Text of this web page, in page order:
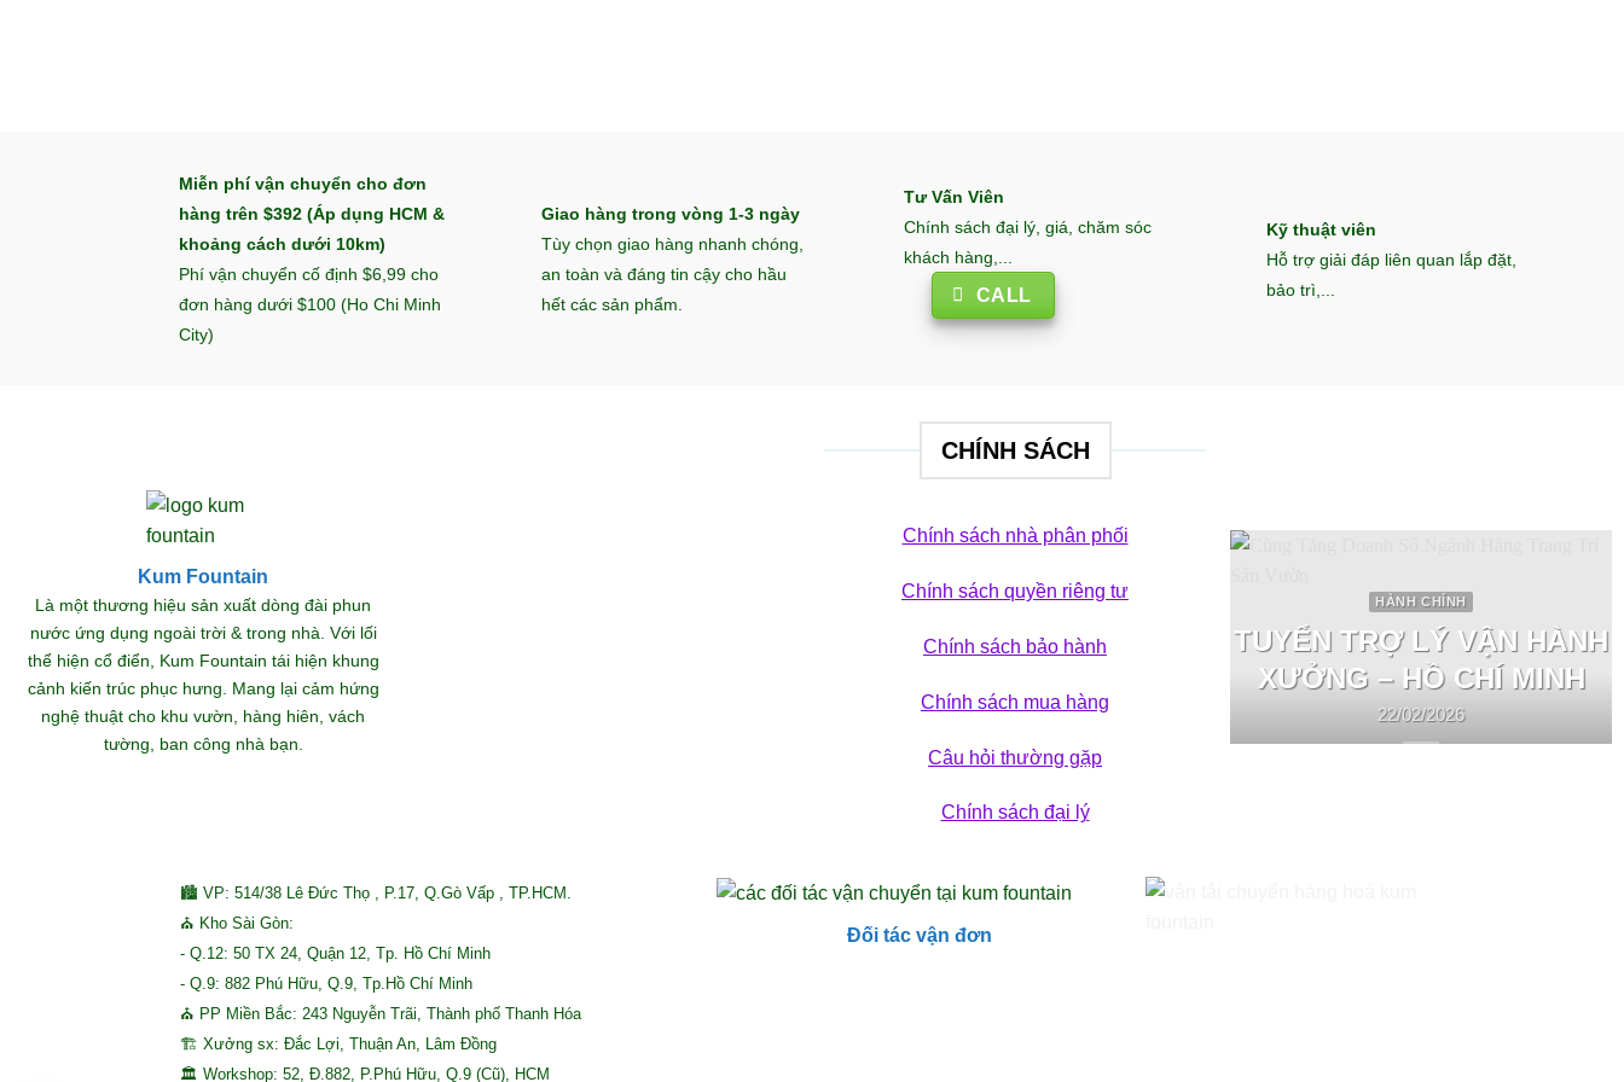
Miễn phí vận chuyển cho đơn
hàng trên $392 (Áp dụng HCM &
khoảng cách dưới 10km)
Phí vận chuyển cố định $6,99 cho
đơn hàng dưới $100 (Ho Chi Minh
City)
Giao hàng trong vòng 1-3 ngày
Tùy chọn giao hàng nhanh chóng,
an toàn và đáng tin cậy cho hầu
hết các sản phẩm.
Tư Vấn Viên
Chính sách đại lý, giá, chăm sóc
khách hàng,...
CALL
Kỹ thuật viên
Hỗ trợ giải đáp liên quan lắp đặt,
bảo trì,...
Kum Fountain
Là một thương hiệu sản xuất dòng đài phun
nước ứng dụng ngoài trời & trong nhà. Với lối
thể hiện cổ điển, Kum Fountain tái hiện khung
cảnh kiến trúc phục hưng. Mang lại cảm hứng
nghệ thuật cho khu vườn, hàng hiên, vách
tường, ban công nhà bạn.
CHÍNH SÁCH
Chính sách nhà phân phối
Chính sách quyền riêng tư
Chính sách bảo hành
Chính sách mua hàng
Câu hỏi thường gặp
Chính sách đại lý
HÀNH CHÍNH
TUYỂN TRỢ LÝ VẬN HÀNH
XƯỞNG – HỒ CHÍ MINH
22/02/2026
🏙 VP: 514/38 Lê Đức Thọ , P.17, Q.Gò Vấp , TP.HCM.
⛪ Kho Sài Gòn:
- Q.12: 50 TX 24, Quận 12, Tp. Hồ Chí Minh
- Q.9: 882 Phú Hữu, Q.9, Tp.Hồ Chí Minh
⛪ PP Miền Bắc: 243 Nguyễn Trãi, Thành phố Thanh Hóa
🏗 Xưởng sx: Đắc Lợi, Thuận An, Lâm Đồng
🏛 Workshop: 52, Đ.882, P.Phú Hữu, Q.9 (Cũ), HCM
Đối tác vận đơn